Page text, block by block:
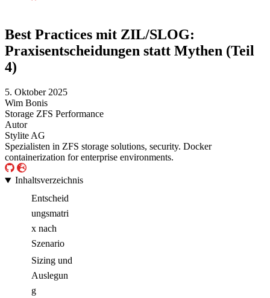
Best Practices mit ZIL/SLOG:
Praxisentscheidungen statt Mythen (Teil
4)
5. Oktober 2025
Wim Bonis
Storage ZFS Performance
Autor
Stylite AG
Spezialisten in ZFS storage solutions, security. Docker
containerization for enterprise environments.
Inhaltsverzeichnis
Entscheid
ungsmatri
x nach
Szenario
Sizing und
Auslegun
g